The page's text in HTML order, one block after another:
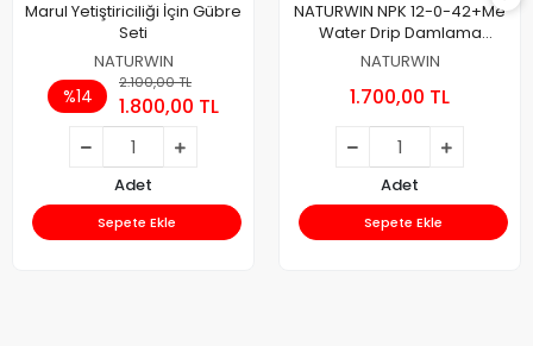
Marul Yetiştiriciliği İçin Gübre
Seti
NATURWIN
%14
2.100,00 TL
1.800,00 TL
Adet
Sepete Ekle
NATURWIN NPK 12-0-42+Me
Water Drip Damlama
Gübresi 25 Kg.
NATURWIN
1.700,00 TL
Adet
Sepete Ekle